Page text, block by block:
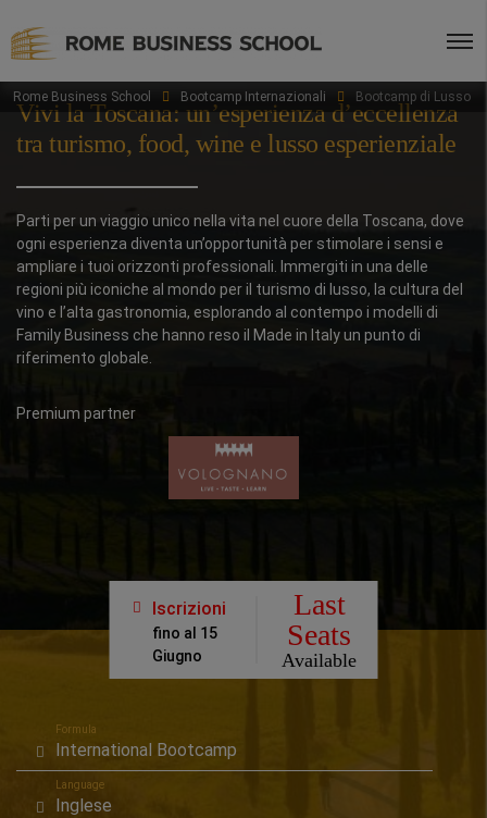
Rome Business School Bootcamp Internazionali Bootcamp di Lusso
Vivi la Toscana: un’esperienza d’eccellenza
tra turismo, food, wine e lusso esperienziale
Parti per un viaggio unico nella vita nel cuore della Toscana, dove
ogni esperienza diventa un’opportunità per stimolare i sensi e
ampliare i tuoi orizzonti professionali. Immergiti in una delle
regioni più iconiche al mondo per il turismo di lusso, la cultura del
vino e l’alta gastronomia, esplorando al contempo i modelli di
Family Business che hanno reso il Made in Italy un punto di
riferimento globale.
Premium partner
Formula
International Bootcamp
Language
Inglese
Iscrizioni
fino al 15
Giugno
Last
Seats
Available